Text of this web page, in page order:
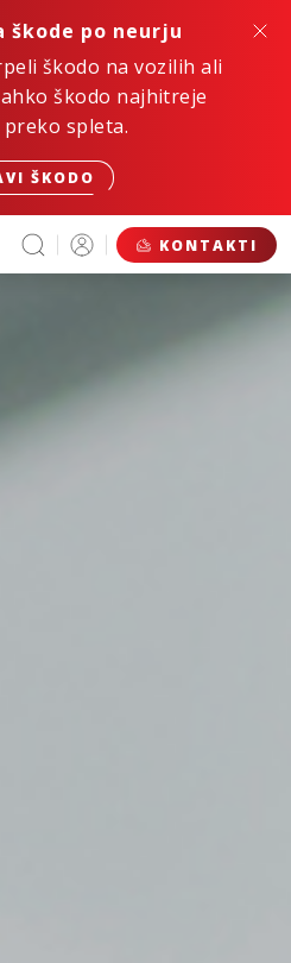
po neurju
škodo na vozilih ali
škodo najhitreje
spleta.
ŠKODO
KONTAKTI